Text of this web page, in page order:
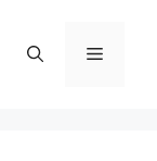
Menú